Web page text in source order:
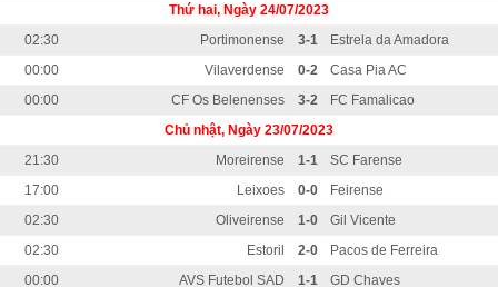
Thứ hai, Ngày 24/07/2023
02:30
Portimonense 3-1
Estrela da Amadora
00:00
Vilaverdense 0-2
Casa Pia AC
00:00
CF Os Belenenses 3-2
FC Famalicao
Chủ nhật, Ngày 23/07/2023
21:30
Moreirense 1-1
SC Farense
17:00
Leixoes 0-0
Feirense
02:30
Oliveirense 1-0
Gil Vicente
02:30
Estoril 2-0
Pacos de Ferreira
00:00
AVS Futebol SAD 1-1
GD Chaves